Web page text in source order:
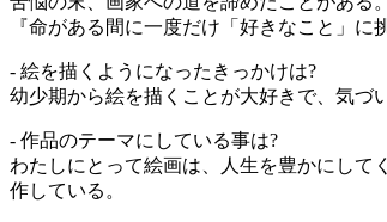
『命がある間に一度だけ「好きなこと」に
- 絵を描くようになったきっかけは?
幼少期から絵を描くことが大好きで、気づ
- 作品のテーマにしている事は?
わたしにとって絵画は、人生を豊かにして
作している。